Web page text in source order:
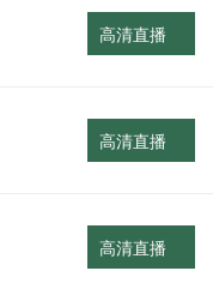
高清直播
高清直播
高清直播